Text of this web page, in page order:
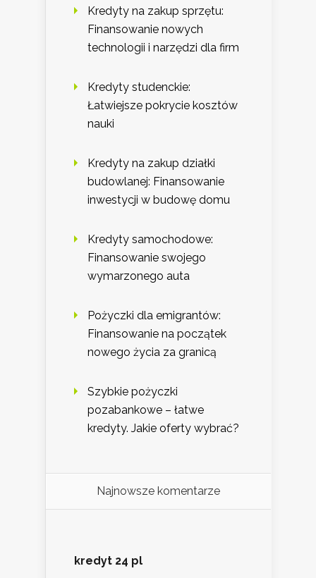
Kredyty na zakup sprzętu:
Finansowanie nowych
technologii i narzędzi dla firm
Kredyty studenckie:
Łatwiejsze pokrycie kosztów
nauki
Kredyty na zakup działki
budowlanej: Finansowanie
inwestycji w budowę domu
Kredyty samochodowe:
Finansowanie swojego
wymarzonego auta
Pożyczki dla emigrantów:
Finansowanie na początek
nowego życia za granicą
Szybkie pożyczki
pozabankowe – łatwe
kredyty. Jakie oferty wybrać?
Najnowsze komentarze
kredyt 24 pl